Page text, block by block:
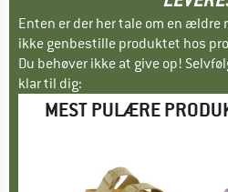
Enten er der her tale om en ældre
ikke genbestille produktet hos
Du behøver ikke at give op!
klar til dig:
MEST PULÆRE